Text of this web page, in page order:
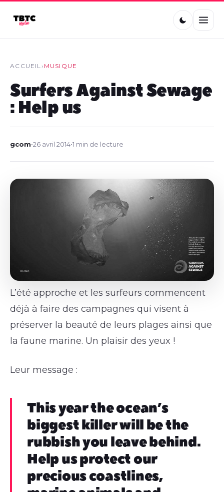
ACCUEIL› MUSIQUE
Surfers Against Sewage
: Help us
gcom•26 avril 2014•1 min de lecture
L’été approche et les surfeurs commencent
déjà à faire des campagnes qui visent à
préserver la beauté de leurs plages ainsi que
la faune marine. Un plaisir des yeux !
Leur message :
This year the ocean’s
biggest killer will be the
rubbish you leave behind.
Help us protect our
precious coastlines,